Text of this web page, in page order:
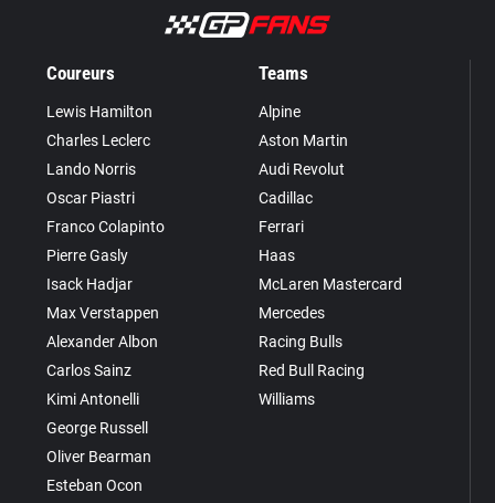
Coureurs
Lewis Hamilton
Charles Leclerc
Lando Norris
Oscar Piastri
Franco Colapinto
Pierre Gasly
Isack Hadjar
Max Verstappen
Alexander Albon
Carlos Sainz
Kimi Antonelli
George Russell
Oliver Bearman
Esteban Ocon
Teams
Alpine
Aston Martin
Audi Revolut
Cadillac
Ferrari
Haas
McLaren Mastercard
Mercedes
Racing Bulls
Red Bull Racing
Williams